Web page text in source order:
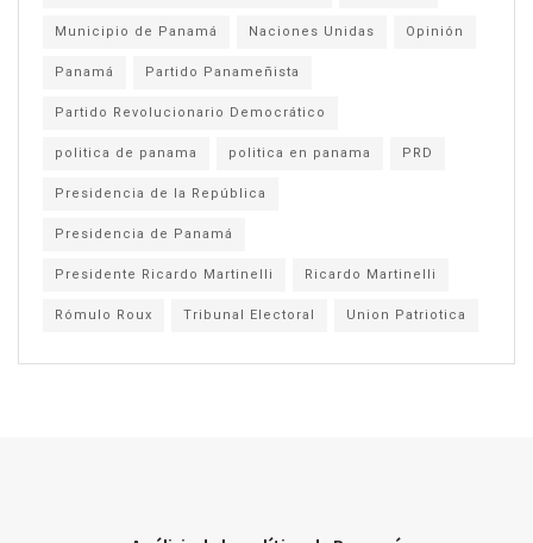
Municipio de Panamá Naciones Unidas Opinión
Panamá Partido Panameñista
Partido Revolucionario Democrático
politica de panama politica en panama PRD
Presidencia de la República
Presidencia de Panamá
Presidente Ricardo Martinelli Ricardo Martinelli
Rómulo Roux Tribunal Electoral Union Patriotica